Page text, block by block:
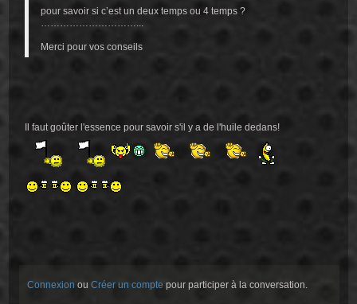
pour savoir si c’est un deux temps ou 4 temps ?
Merci pour vos conseils
Il faut goûter l'essence pour savoir s'il y a de l'huile dedans!
Connexion ouCréer un compte pour participer à la conversation.